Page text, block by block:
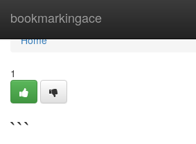
bookmarkingace
Home
Home
1
```